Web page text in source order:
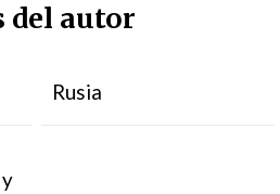
del autor
Rusia